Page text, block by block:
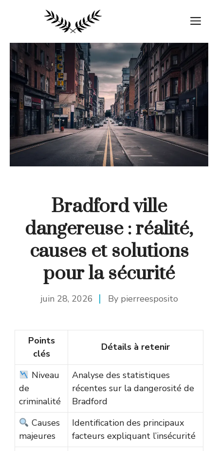
Bradford ville
dangereuse : réalité,
causes et solutions
pour la sécurité
juin 28, 2026 By pierreesposito
Points
clés
Détails à retenir
Niveau
de
criminalité
Analyse des statistiques
récentes sur la dangerosité de
Bradford
Causes
majeures
Identification des principaux
facteurs expliquant l’insécurité